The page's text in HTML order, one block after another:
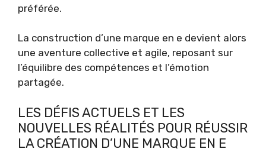
préférée.
La construction d’une marque en e devient alors
une aventure collective et agile, reposant sur
l’équilibre des compétences et l’émotion
partagée.
LES DÉFIS ACTUELS ET LES
NOUVELLES RÉALITÉS POUR RÉUSSIR
LA CRÉATION D’UNE MARQUE EN E